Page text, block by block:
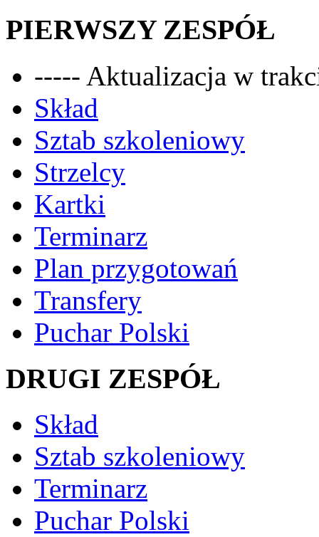
PIERWSZY ZESPÓŁ
----- Aktualizacja w
Skład
Sztab szkoleniowy
Strzelcy
Kartki
Terminarz
Plan przygotowań
Transfery
Puchar Polski
DRUGI ZESPÓŁ
Skład
Sztab szkoleniowy
Terminarz
Puchar Polski